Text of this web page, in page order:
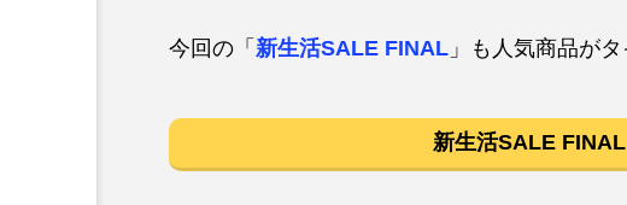
今回の「 新生活SALE FINAL 」も人気商品が
新生活SALE FINAL